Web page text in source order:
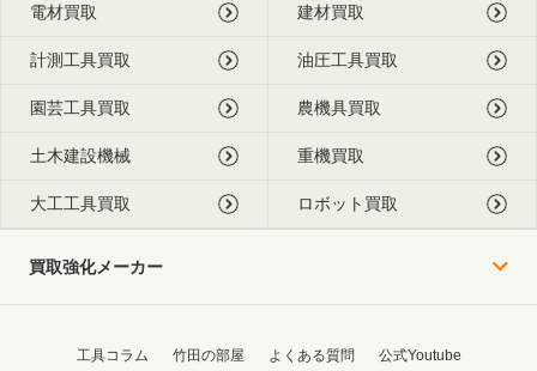
電材買取 建材買取
計測工具買取 油圧工具買取
園芸工具買取 農機具買取
土木建設機械 重機買取
大工工具買取 ロボット買取
買取強化メーカー
工具コラム 竹田の部屋 よくある質問 公式Youtube